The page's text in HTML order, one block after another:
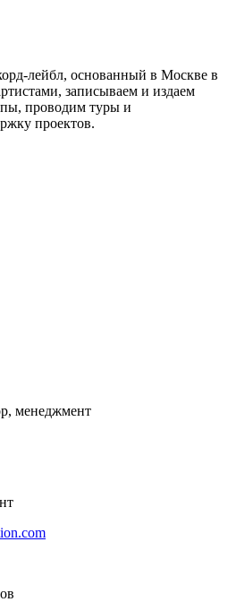
лейбл, основанный в Москве в
записываем и издаем
проводим туры и
проектов.
менеджмент